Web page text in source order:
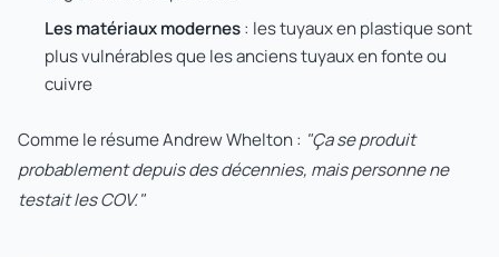
Les matériaux modernes: les tuyaux en plastique sont
plus vulnérables que les anciens tuyaux en fonte ou
cuivre
Comme le résume Andrew Whelton : "Ça se produit
probablement depuis des décennies, mais personne ne
testait les COV."